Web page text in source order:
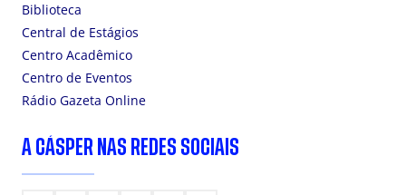
Biblioteca
Central de Estágios
Centro Acadêmico
Centro de Eventos
Rádio Gazeta Online
A CÁSPER NAS REDES SOCIAIS